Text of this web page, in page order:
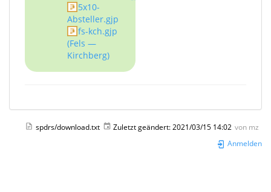
5x10-
Absteller.gjp
fs-kch.gjp
(Fels —
Kirchberg)
spdrs/download.txt Zuletzt geändert: 2021/03/15 14:02 von mz
Anmelden